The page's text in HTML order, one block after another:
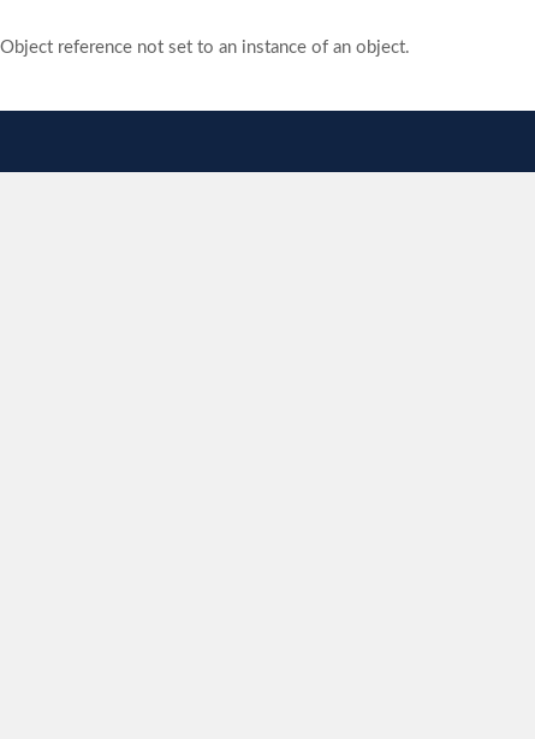
Object reference not set to an instance of an object.